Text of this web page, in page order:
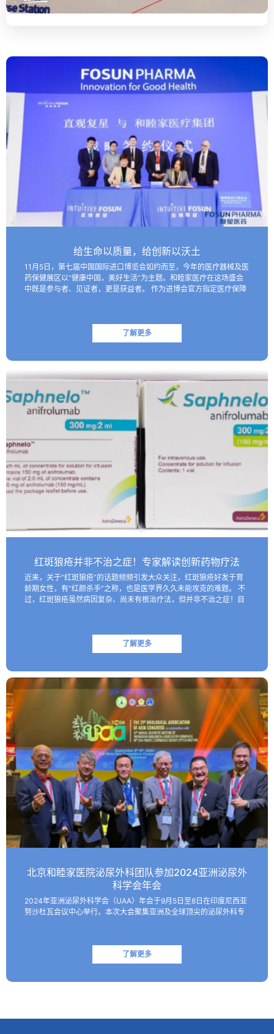
给生命以质量，给创新以沃土
11月5日，第七届中国国际进口博览会如约而至，今年的医疗器械及医
药保健展区以“健康中国，美好生活”为主题。和睦家医疗在这场盛会
中既是参与者、见证者，更是获益者。 作为进博会官方指定医疗保障
了解更多
红斑狼疮并非不治之症！专家解读创新药物疗法
近来，关于“红斑狼疮”的话题频频引发大众关注，红斑狼疮好发于育
龄期女性，有“红颜杀手”之称，也是医学界久久未能攻克的难题。 不
过，红斑狼疮虽然病因复杂、尚未有根治疗法，但并非不治之症！目
了解更多
北京和睦家医院泌尿外科团队参加2024亚洲泌尿外
科学会年会
2024年亚洲泌尿外科学会（UAA）年会于9月5日至8日在印度尼西亚
努沙杜瓦会议中心举行。本次大会聚集亚洲及全球顶尖的泌尿外科专
了解更多